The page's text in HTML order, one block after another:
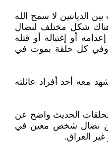
الديانتين لا سمح الله
شكل مختلف لنضال
أو إغتياله أو قتله
وفي كل حلقة يموت في
معه أحد أفراد عائلته
الحديث واضح عن
عن نضال شخص معين في
العراق.